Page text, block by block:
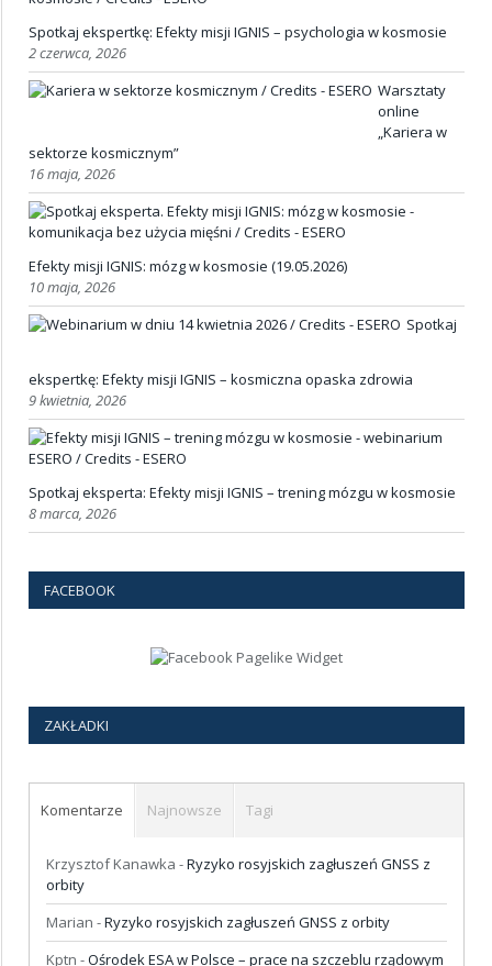
Spotkaj ekspertkę: Efekty misji IGNIS – psychologia w kosmosie
2 czerwca, 2026
Warsztaty
online
„Kariera w
sektorze kosmicznym”
16 maja, 2026
Efekty misji IGNIS: mózg w kosmosie (19.05.2026)
10 maja, 2026
Spotkaj
ekspertkę: Efekty misji IGNIS – kosmiczna opaska zdrowia
9 kwietnia, 2026
Spotkaj eksperta: Efekty misji IGNIS – trening mózgu w kosmosie
8 marca, 2026
FACEBOOK
ZAKŁADKI
Komentarze Najnowsze Tagi
Krzysztof Kanawka -Ryzyko rosyjskich zagłuszeń GNSS z
orbity
Marian -Ryzyko rosyjskich zagłuszeń GNSS z orbity
Kptn -Ośrodek ESA w Polsce – prace na szczeblu rządowym